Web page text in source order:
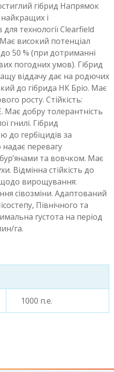
гібрид Напрямок
і
технології Clearfield
високий потенціал
до 50 % (при дотриманні
погодних умов). Гібрид
віддачу дає на родючих
до гібрида НК Бріо. Має
росту. Стійкість:
Має добру толерантність
гнилі. Гібрид
до гербіцидів за
перевагу
та вовчком. Має
Відмінна стійкість до
щодо вирощування:
сівозміни. Адаптований
Північного та
густота на період
га.
1000 п.е.